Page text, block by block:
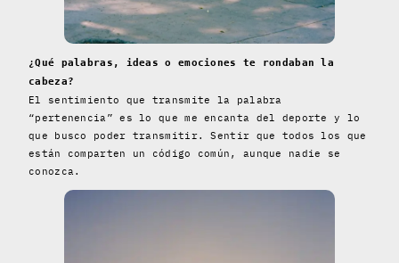
¿Qué palabras, ideas o emociones te rondaban la
cabeza?
El sentimiento que transmite la palabra
“pertenencia” es lo que me encanta del deporte y lo
que busco poder transmitir. Sentir que todos los que
están comparten un código común, aunque nadie se
conozca.